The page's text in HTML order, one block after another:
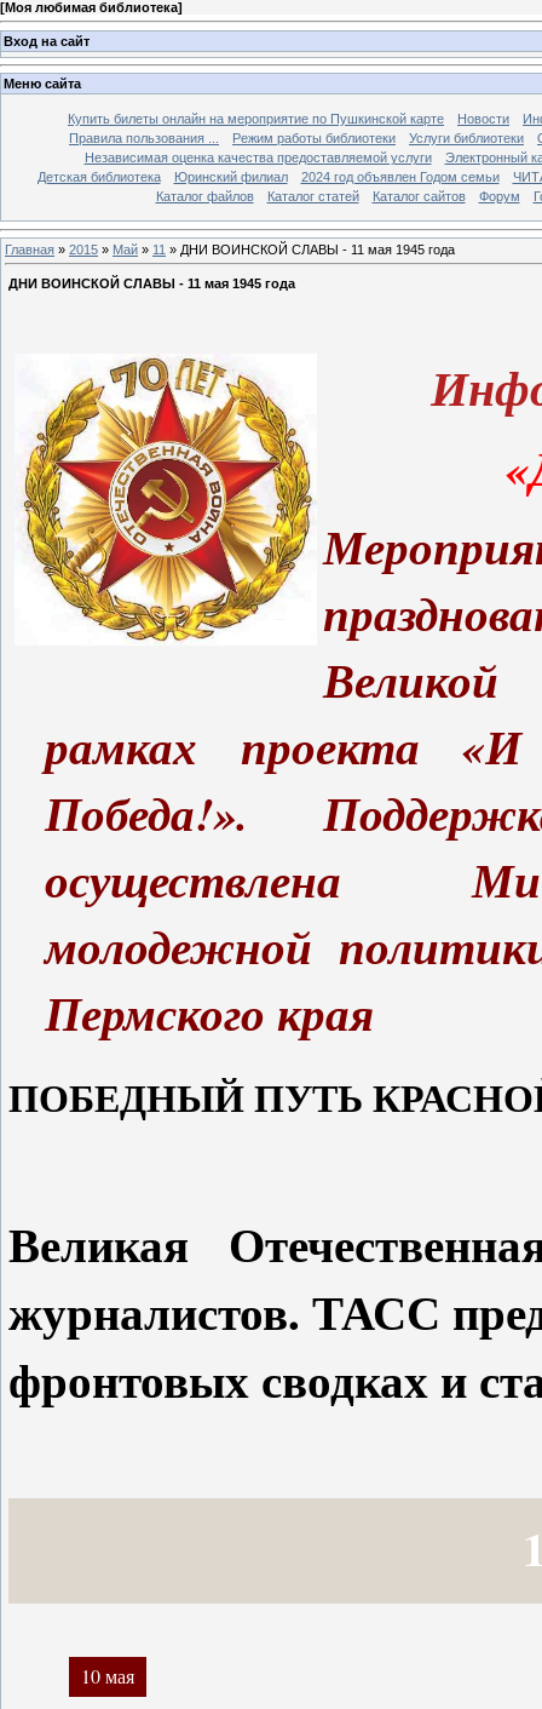
[Моя любимая библиотека]
Вход на сайт
Меню сайта
Купить билеты онлайн на мероприятие по Пушкинской карте Новости
Правила пользования ...
Режим работы библиотеки Услуги библиотеки
Независимая оценка качества предоставляемой услуги
Электронный
Детская библиотека
Юринский филиал 2024 год объявлен Годом семьи
Каталог файлов
Каталог статей Каталог сайтов Форум
Главная » 2015 » Май » 11 » ДНИ ВОИНСКОЙ СЛАВЫ - 11 мая 1945 года
ДНИ ВОИНСКОЙ СЛАВЫ - 11 мая 1945 года
рамках проекта
Победа!».
осуществлена
молодежной
Пермского края
ПОБЕДНЫЙ ПУТЬ
Великая
журналистов. ТАСС
фронтовых сводках и
10 мая